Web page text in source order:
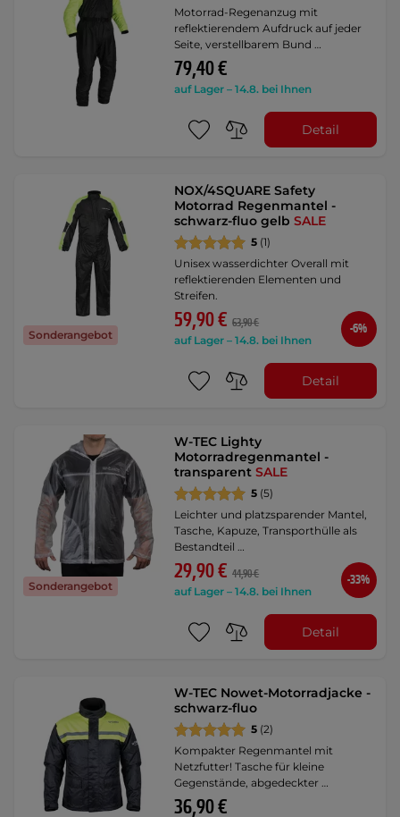
Motorrad-Regenanzug mit
reflektierendem Aufdruck auf jeder
Seite, verstellbarem Bund …
79,40 €
auf Lager – 14.8. bei Ihnen
Detail
Sonderangebot
NOX/4SQUARE Safety
Motorrad Regenmantel -
schwarz-fluo gelbSALE
5 (1)
Unisex wasserdichter Overall mit
reflektierenden Elementen und
Streifen.
59,90 € 63,90 €
auf Lager – 14.8. bei Ihnen
-6%
Detail
Sonderangebot
W-TEC Lighty
Motorradregenmantel -
transparentSALE
5 (5)
Leichter und platzsparender Mantel,
Tasche, Kapuze, Transporthülle als
Bestandteil …
29,90 € 44,90 €
auf Lager – 14.8. bei Ihnen
-33%
Detail
W-TEC Nowet-Motorradjacke -
schwarz-fluo
5 (2)
Kompakter Regenmantel mit
Netzfutter! Tasche für kleine
Gegenstände, abgedeckter …
36,90 €